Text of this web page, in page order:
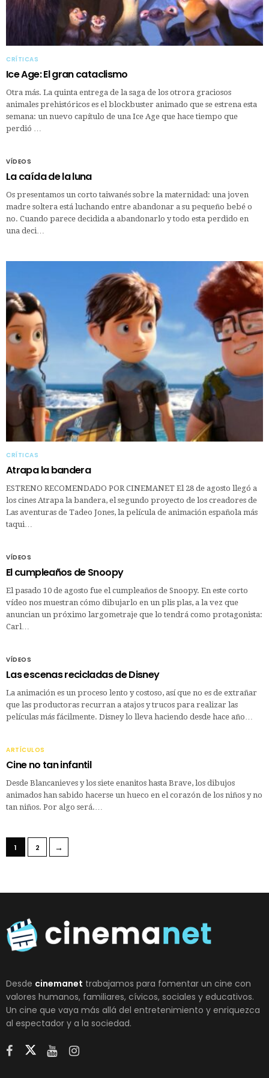
CRÍTICAS
Ice Age: El gran cataclismo
Otra más. La quinta entrega de la saga de los otrora graciosos
animales prehistóricos es el blockbuster animado que se estrena esta
semana: un nuevo capítulo de una Ice Age que hace tiempo que
perdió …
VÍDEOS
La caída de la luna
Os presentamos un corto taiwanés sobre la maternidad: una joven
madre soltera está luchando entre abandonar a su pequeño bebé o
no. Cuando parece decidida a abandonarlo y todo esta perdido en
una deci…
CRÍTICAS
Atrapa la bandera
ESTRENO RECOMENDADO POR CINEMANET El 28 de agosto llegó a
los cines Atrapa la bandera, el segundo proyecto de los creadores de
Las aventuras de Tadeo Jones, la película de animación española más
taqui…
VÍDEOS
El cumpleaños de Snoopy
El pasado 10 de agosto fue el cumpleaños de Snoopy. En este corto
vídeo nos muestran cómo dibujarlo en un plis plas, a la vez que
anuncian un próximo largometraje que lo tendrá como protagonista:
Carl…
VÍDEOS
Las escenas recicladas de Disney
La animación es un proceso lento y costoso, así que no es de extrañar
que las productoras recurran a atajos y trucos para realizar las
películas más fácilmente. Disney lo lleva haciendo desde hace año…
ARTÍCULOS
Cine no tan infantil
Desde Blancanieves y los siete enanitos hasta Brave, los dibujos
animados han sabido hacerse un hueco en el corazón de los niños y no
tan niños. Por algo será.…
1 2 →
Desde cinemanet trabajamos para fomentar un cine con
valores humanos, familiares, cívicos, sociales y educativos.
Un cine que vaya más allá del entretenimiento y enriquezca
al espectador y a la sociedad.